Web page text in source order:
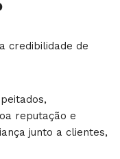
credibilidade de
reputação e
junto a clientes,